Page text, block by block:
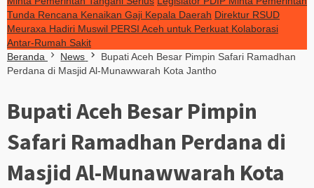
Tunda Rencana Kenaikan Gaji Kepala Daerah Direktur RSUD
Meuraxa Hadiri Muswil PERSI Aceh untuk Perkuat Kolaborasi
Antar-Rumah Sakit
Beranda
News
Bupati Aceh Besar Pimpin Safari Ramadhan
Perdana di Masjid Al-Munawwarah Kota Jantho
Bupati Aceh Besar Pimpin
Safari Ramadhan Perdana di
Masjid Al-Munawwarah Kota